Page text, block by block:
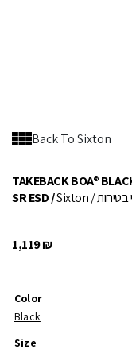
Back To Sixton
TAKEBACK BOA®
SR ESD /Sixton בטיחות
1,119₪
Color
Black
Size